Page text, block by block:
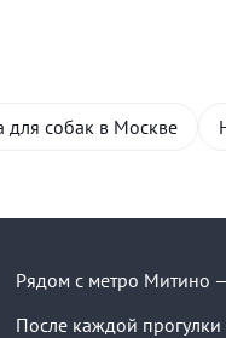
для собак в Москве
Рядом с метро Митино
После каждой